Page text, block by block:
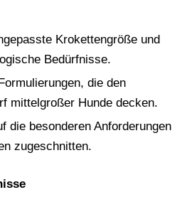
Krokettengröße und
Bedürfnisse.
Formulierungen, die den
mittelgroßer Hunde decken.
die besonderen Anforderungen
zugeschnitten.